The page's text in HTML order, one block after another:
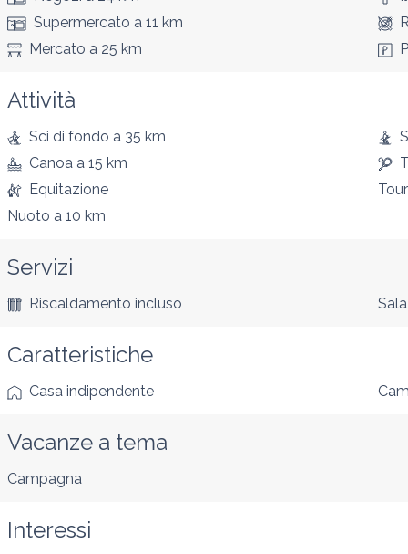
Supermercato a 11 km
Mercato a 25 km
Attività
Sci di fondo a 35 km
Canoa a 15 km
Equitazione
Nuoto a 10 km
Servizi
Riscaldamento incluso
Caratteristiche
Casa indipendente
Vacanze a tema
Campagna
Interessi